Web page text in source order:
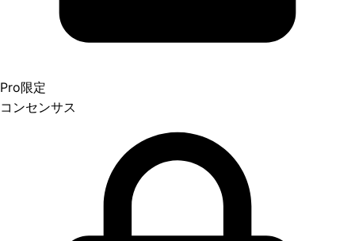
Pro限定
コンセンサス